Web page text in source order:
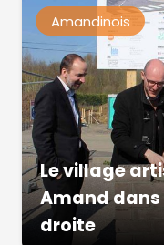
Amandinois
Le village
Amand
droite